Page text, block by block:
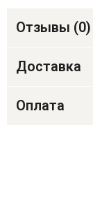
Отзывы (0)
Доставка
Оплата